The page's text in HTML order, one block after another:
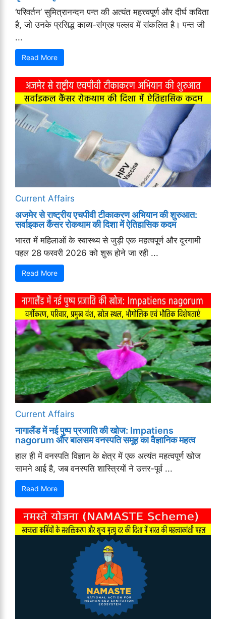
‘परिवर्तन’ सुमित्रानन्दन पन्त की अत्यंत महत्त्वपूर्ण और दीर्घ कविता
है, जो उनके प्रसिद्ध काव्य-संग्रह पल्लव में संकलित है। पन्त जी
...
Read More
Current Affairs
अजमेर से राष्ट्रीय एचपीवी टीकाकरण अभियान की शुरुआत:
सर्वाइकल कैंसर रोकथाम की दिशा में ऐतिहासिक कदम
भारत में महिलाओं के स्वास्थ्य से जुड़ी एक महत्वपूर्ण और दूरगामी
पहल 28 फरवरी 2026 को शुरू होने जा रही ...
Read More
Current Affairs
नागालैंड में नई पुष्प प्रजाति की खोज: Impatiens
nagorum और बालसम वनस्पति समूह का वैज्ञानिक महत्व
हाल ही में वनस्पति विज्ञान के क्षेत्र में एक अत्यंत महत्वपूर्ण खोज
सामने आई है, जब वनस्पति शास्त्रियों ने उत्तर-पूर्व ...
Read More